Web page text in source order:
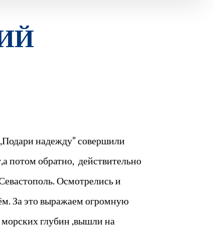
надежду” совершили
потом обратно, действительно
Осмотрелись и
За это выражаем огромную
морских глубин ,вышли на